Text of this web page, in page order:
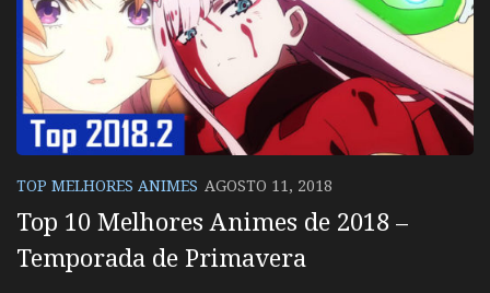
TOP MELHORES ANIMES AGOSTO 11, 2018
Top 10 Melhores Animes de 2018 –
Temporada de Primavera